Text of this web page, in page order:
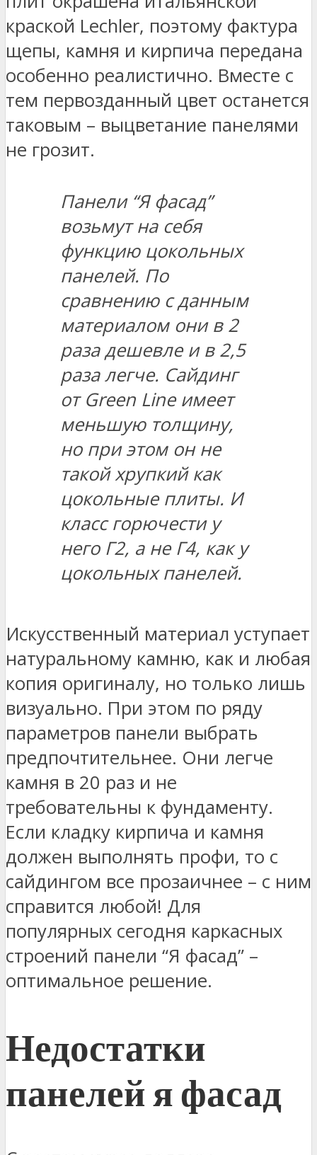
краской Lechler, поэтому фактура
щепы, камня и кирпича передана
особенно реалистично. Вместе с
тем первозданный цвет останется
таковым – выцветание панелями
не грозит.
Панели “Я фасад”
возьмут на себя
функцию цокольных
панелей. По
сравнению с данным
материалом они в 2
раза дешевле и в 2,5
раза легче. Сайдинг
от Green Line имеет
меньшую толщину,
но при этом он не
такой хрупкий как
цокольные плиты. И
класс горючести у
него Г2, а не Г4, как у
цокольных панелей.
Искусственный материал уступает
натуральному камню, как и любая
копия оригиналу, но только лишь
визуально. При этом по ряду
параметров панели выбрать
предпочтительнее. Они легче
камня в 20 раз и не
требовательны к фундаменту.
Если кладку кирпича и камня
должен выполнять профи, то с
сайдингом все прозаичнее – с ним
справится любой! Для
популярных сегодня каркасных
строений панели “Я фасад” –
оптимальное решение.
Недостатки
панелей я фасад